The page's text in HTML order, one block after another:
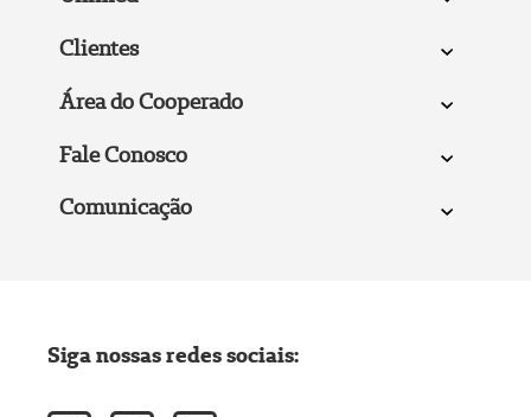
Clientes
Área do Cooperado
Fale Conosco
Comunicação
Siga nossas redes sociais: